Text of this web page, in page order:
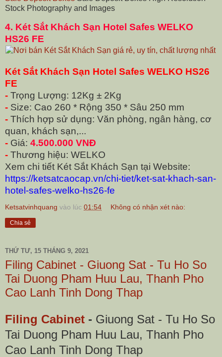
Stock Photography and Images
4. Két Sắt Khách Sạn Hotel Safes WELKO
HS26 FE
Két Sắt Khách Sạn Hotel Safes WELKO HS26
FE
- Trọng Lượng: 12Kg ± 2Kg
- Size: Cao 260 * Rộng 350 * Sâu 250 mm
- Thích hợp sử dụng: Văn phòng, ngân hàng, cơ
quan, khách sạn,...
- Giá: 4.500.000 VNĐ
- Thương hiệu: WELKO
Xem chi tiết Két Sắt Khách Sạn tại Website:
https://ketsatcaocap.vn/chi-tiet/ket-sat-khach-san-
hotel-safes-welko-hs26-fe
Ketsatvinhquang vào lúc 01:54 Không có nhận xét nào:
Chia sẻ
THỨ TƯ, 15 THÁNG 9, 2021
Filing Cabinet - Giuong Sat - Tu Ho So
Tai Duong Pham Huu Lau, Thanh Pho
Cao Lanh Tinh Dong Thap
Filing Cabinet - Giuong Sat - Tu Ho So
Tai Duong Pham Huu Lau, Thanh Pho
Cao Lanh Tinh Dong Thap